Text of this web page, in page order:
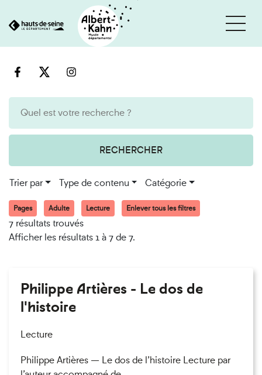
au
RECHERCHER
Trier par Type de contenu Catégorie
Pages Adulte Lecture Enlever tous les filtres
7 résultats trouvés
Afficher les résultats 1 à 7 de 7.
Philippe Artières - Le dos de
l'histoire
Lecture
Philippe Artières — Le dos de l’histoire Lecture par
Cookies et traceurs utilisés sur ce site